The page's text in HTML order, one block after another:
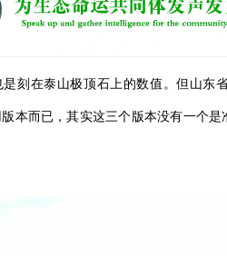
刻在泰山极顶石上的数值。但山东
本而已，其实这三个版本没有一个